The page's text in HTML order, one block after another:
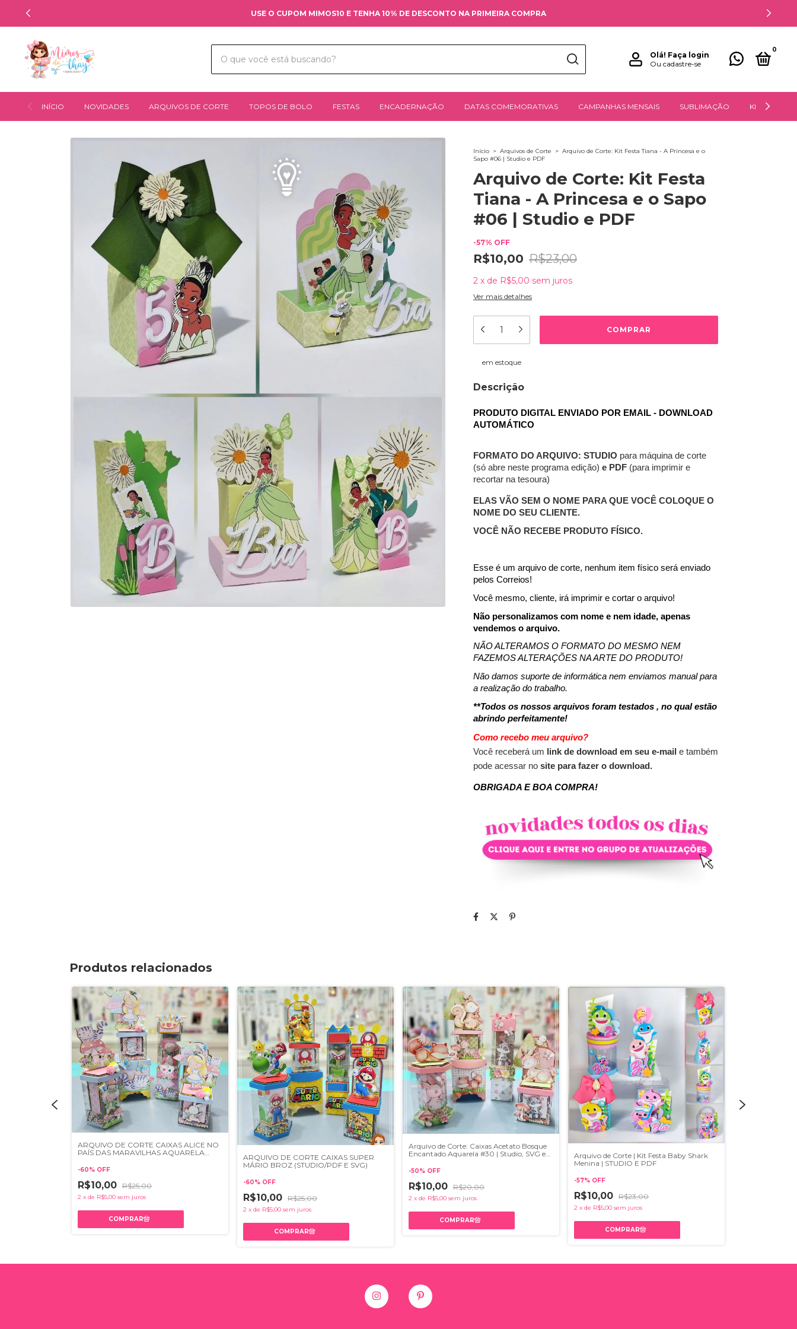
USE O CUPOM MIMOS10 E TENHA 10% DE DESCONTO NA PRIMEIRA COMPRA
Olá! Faça login
Ou cadastre-se
0
INÍCIO NOVIDADES ARQUIVOS DE CORTE TOPOS DE BOLO FESTAS ENCADERNAÇÃO DATAS COMEMORATIVAS CAMPANHAS MENSAIS SUBLIMAÇÃO KITS DIGITAIS
Início > Arquivos de Corte > Arquivo de Corte: Kit Festa Tiana - A Princesa e o
Sapo #06 | Studio e PDF
Arquivo de Corte: Kit Festa
Tiana - A Princesa e o Sapo
#06 | Studio e PDF
-57% OFF
R$10,00 R$23,00
2 x de R$5,00 sem juros
Ver mais detalhes
em estoque
Descrição
PRODUTO DIGITAL ENVIADO POR EMAIL - DOWNLOAD
AUTOMÁTICO
FORMATO DO ARQUIVO: STUDIO para máquina de corte
(só abre neste programa edição) e PDF (para imprimir e
recortar na tesoura)
ELAS VÃO SEM O NOME PARA QUE VOCÊ COLOQUE O
NOME DO SEU CLIENTE.
VOCÊ NÃO RECEBE PRODUTO FÍSICO.
Esse é um arquivo de corte, nenhum item físico será enviado
pelos Correios!
Você mesmo, cliente, irá imprimir e cortar o arquivo!
Não personalizamos com nome e nem idade, apenas
vendemos o arquivo.
NÃO ALTERAMOS O FORMATO DO MESMO NEM
FAZEMOS ALTERAÇÕES NA ARTE DO PRODUTO!
Não damos suporte de informática nem enviamos manual para
a realização do trabalho.
**Todos os nossos arquivos foram testados , no qual estão
abrindo perfeitamente!
Como recebo meu arquivo?
Você receberá um
link de download em seu e-mail e também
pode acessar no site para fazer o download.
OBRIGADA E BOA COMPRA!
Produtos relacionados
ARQUIVO DE CORTE CAIXAS ALICE NO
PAÍS DAS MARAVILHAS AQUARELA
-60% OFF
R$10,00 R$25,00
2 x de R$5,00 sem juros
ARQUIVO DE CORTE CAIXAS SUPER
MÁRIO BROZ (STUDIO/PDF E SVG)
-60% OFF
R$10,00 R$25,00
2 x de R$5,00 sem juros
Arquivo de Corte: Caixas Acetato Bosque
Encantado Aquarela #30 | Studio, SVG e
-50% OFF
R$10,00 R$20,00
2 x de R$5,00 sem juros
Arquivo de Corte | Kit Festa Baby Shark
Menina | STUDIO E PDF
-57% OFF
R$10,00 R$23,00
2 x de R$5,00 sem juros